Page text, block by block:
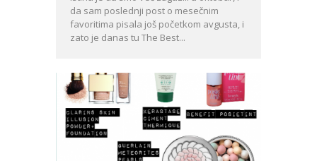
da sam poslednji post o mesečnim
favoritima pisala još početkom avgusta, i
zato je danas tu The Best...